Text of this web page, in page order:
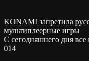
KONAMI запретила
мультиплеерные игры
С сегодняшнего дня
014